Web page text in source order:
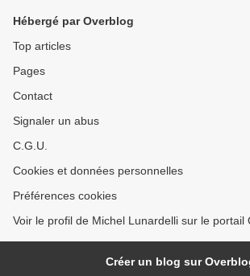
Hébergé par Overblog
Top articles
Pages
Contact
Signaler un abus
C.G.U.
Cookies et données personnelles
Préférences cookies
Voir le profil de Michel Lunardelli sur le portail
Créer un blog sur